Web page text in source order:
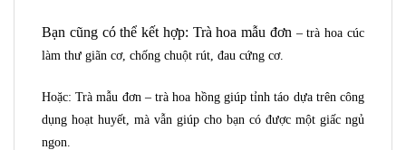
Bạn cũng có thể kết hợp: Trà hoa mẫu đơn – trà hoa cúc
làm thư giãn cơ, chống chuột rút, đau cứng cơ.
Hoặc: Trà mẫu đơn – trà hoa hồng giúp tỉnh táo dựa trên công
dụng hoạt huyết, mà vẫn giúp cho bạn có được một giấc ngủ
ngon.